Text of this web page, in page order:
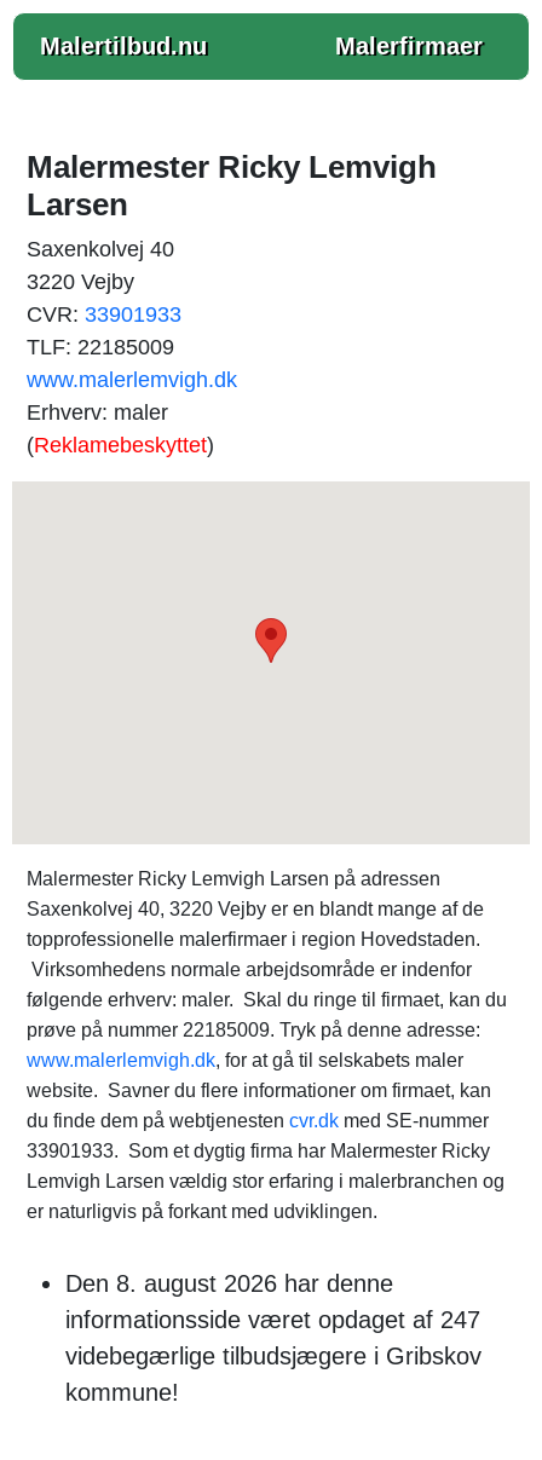
Malertilbud.nu Malerfirmaer
Malermester Ricky Lemvigh
Larsen
Saxenkolvej 40
3220 Vejby
CVR: 33901933
TLF: 22185009
www.malerlemvigh.dk
Erhverv: maler
(Reklamebeskyttet)
Malermester Ricky Lemvigh Larsen på adressen
Saxenkolvej 40, 3220 Vejby er en blandt mange af de
topprofessionelle malerfirmaer i region Hovedstaden.
Virksomhedens normale arbejdsområde er indenfor
følgende erhverv: maler. Skal du ringe til firmaet, kan du
prøve på nummer 22185009. Tryk på denne adresse:
www.malerlemvigh.dk, for at gå til selskabets maler
website. Savner du flere informationer om firmaet, kan
du finde dem på webtjenesten cvr.dk med SE-nummer
33901933. Som et dygtig firma har Malermester Ricky
Lemvigh Larsen vældig stor erfaring i malerbranchen og
er naturligvis på forkant med udviklingen.
Den 8. august 2026 har denne
informationsside været opdaget af 247
videbegærlige tilbudsjægere i Gribskov
kommune!